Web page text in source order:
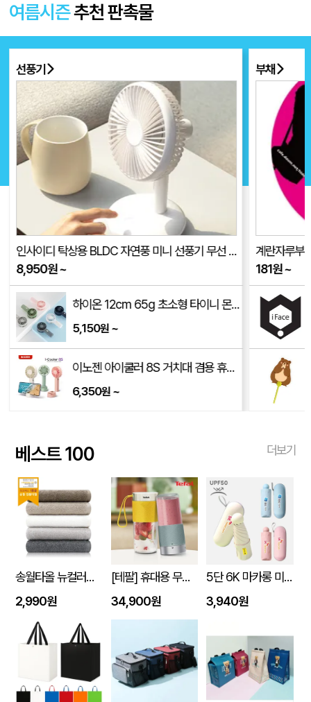
여름시즌추천 판촉물
선풍기
인사이디 탁상용 BLDC 자연풍 미니 선풍기 무선 저소음 스탠드 선풍기 ISF-100
8,950원~
하이온 12cm 65g 초소형 타이니 몬스터 휴대용 선풍기 H14
5,150원~
이노젠 아이쿨러 8S 거치대 겸용 휴대용 선풍기 INOZEN i-cooler 8S
6,350원~
부채
계란자루
181원~
베스트 100 더보기
송월타올 뉴컬러무지 150g (30수/40*80cm)
2,990원
[테팔] 휴대용 무선 믹서기 라이트믹스 (노랑/민트) 색상선택
34,900원
5단 6K 마카롱 미니 UV 양우산
3,940원